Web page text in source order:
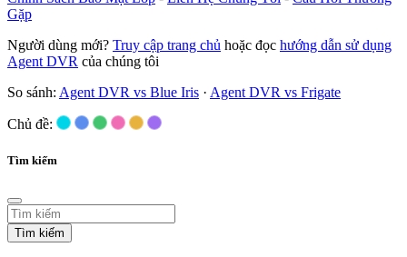
Gặp
Người dùng mới? Truy cập trang chủ hoặc đọc hướng dẫn sử dụng
Agent DVR của chúng tôi
So sánh: Agent DVR vs Blue Iris · Agent DVR vs Frigate
Chủ đề:
Tìm kiếm
Tìm kiếm